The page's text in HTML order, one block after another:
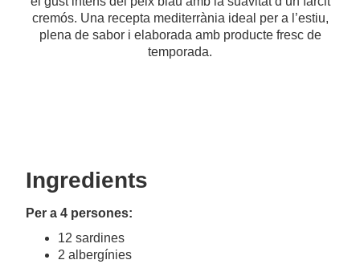
cremós. Una recepta mediterrània ideal per a l’estiu,
plena de sabor i elaborada amb producte fresc de
temporada.
Ingredients
Per a 4 persones:
12 sardines
2 albergínies